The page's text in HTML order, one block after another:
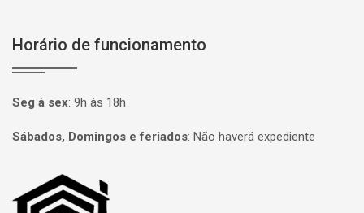
Horário de funcionamento
Seg à sex: 9h às 18h
Sábados, Domingos e feriados: Não haverá expediente
Página inicial